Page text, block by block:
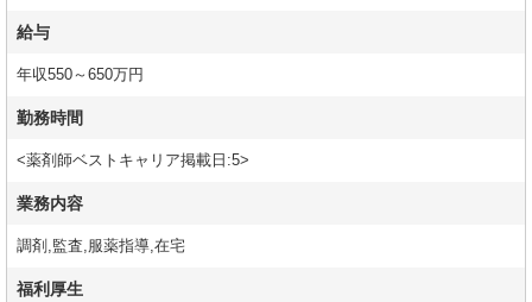
給与
年収550～650万円
勤務時間
<薬剤師ベストキャリア掲載日:5>
業務内容
調剤,監査,服薬指導,在宅
福利厚生